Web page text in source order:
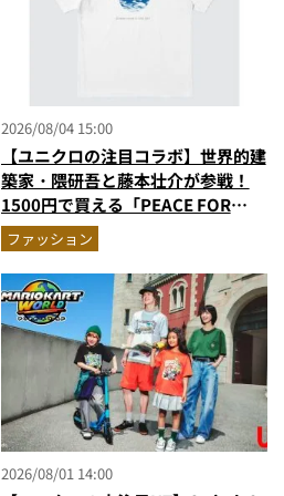
2026/08/04 15:00
【ユニクロの注目コラボ】世界的建
築家・隈研吾と藤本壮介が参戦！
1500円で買える「PEACE FOR
ALL」最新作
ファッション
2026/08/01 14:00